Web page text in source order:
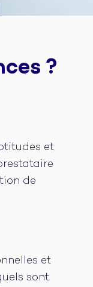
?
et
de
et
sont